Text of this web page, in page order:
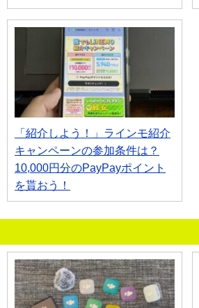
「紹介しよう！」ラインモ紹介
キャンペーンの参加条件は？
10,000円分のPayPayポイント
を貰おう！